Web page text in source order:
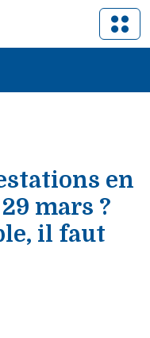
en
mars ?
il faut